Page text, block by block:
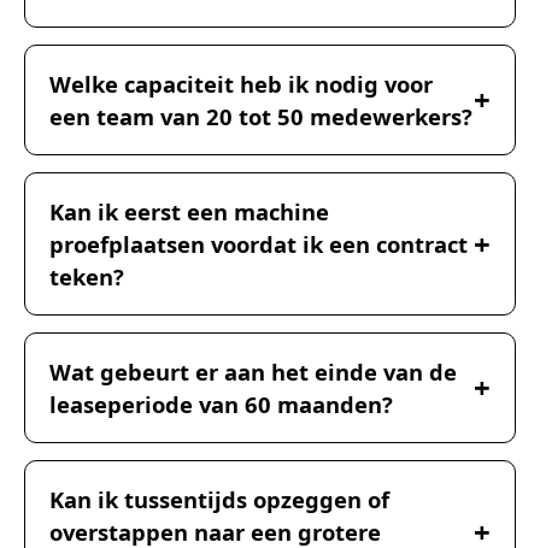
Welke capaciteit heb ik nodig voor
een team van 20 tot 50 medewerkers?
Kan ik eerst een machine
proefplaatsen voordat ik een contract
teken?
Wat gebeurt er aan het einde van de
leaseperiode van 60 maanden?
Kan ik tussentijds opzeggen of
overstappen naar een grotere